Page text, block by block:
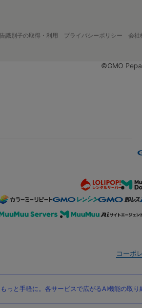
識別子の取得・利用 プライバシーポリシー 会社
©GMO
コーポ
っと手軽に。各サービスで広がるAI機能の取り